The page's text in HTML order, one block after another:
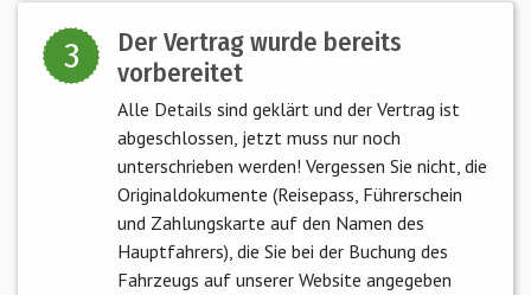
3
Der Vertrag wurde bereits
vorbereitet
Alle Details sind geklärt und der Vertrag ist
abgeschlossen, jetzt muss nur noch
unterschrieben werden! Vergessen Sie nicht, die
Originaldokumente (Reisepass, Führerschein
und Zahlungskarte auf den Namen des
Hauptfahrers), die Sie bei der Buchung des
Fahrzeugs auf unserer Website angegeben